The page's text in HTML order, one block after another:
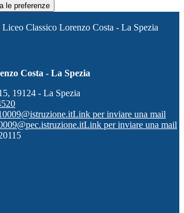
le preferenze
Liceo Classico Lorenzo Costa - La Spezia
Costa - La Spezia
19124 - La Spezia
Link per inviare una mail
Link per inviare una mail